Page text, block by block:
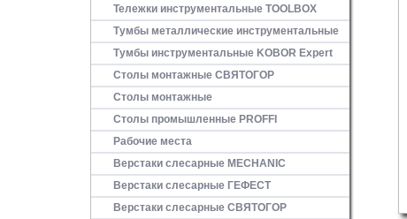
Тележки инструментальные TOOLBOX
Тумбы металлические инструментальные
Тумбы инструментальные KOBOR Expert
Столы монтажные СВЯТОГОР
Столы монтажные
Столы промышленные PROFFI
Рабочие места
Верстаки слесарные MECHANIC
Верстаки слесарные ГЕФЕСТ
Верстаки слесарные СВЯТОГОР